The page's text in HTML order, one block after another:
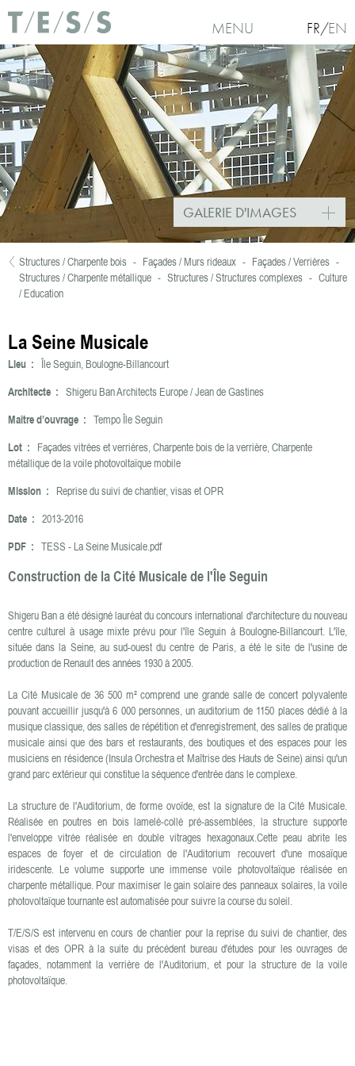
Aller au contenu principal
MENU FR EN
GALERIE D'IMAGES
Vous êtes ici
Structures / Charpente bois - Façades / Murs rideaux - Façades / Verrières -
Structures / Charpente métallique - Structures / Structures complexes - Culture
/ Education
La Seine Musicale
Lieu : Île Seguin, Boulogne-Billancourt
Architecte : Shigeru Ban Architects Europe / Jean de Gastines
Maître d’ouvrage : Tempo Île Seguin
Lot : Façades vitrées et verrières, Charpente bois de la verrière, Charpente
métallique de la voile photovoltaïque mobile
Mission : Reprise du suivi de chantier, visas et OPR
Date : 2013-2016
PDF : TESS - La Seine Musicale.pdf
Construction de la Cité Musicale de l'Île Seguin
Shigeru Ban a été désigné lauréat du concours international d'architecture du nouveau
centre culturel à usage mixte prévu pour l'île Seguin à Boulogne-Billancourt. L'île,
située dans la Seine, au sud-ouest du centre de Paris, a été le site de l'usine de
production de Renault des années 1930 à 2005.
La Cité Musicale de 36 500 m² comprend une grande salle de concert polyvalente
pouvant accueillir jusqu'à 6 000 personnes, un auditorium de 1150 places dédié à la
musique classique, des salles de répétition et d'enregistrement, des salles de pratique
musicale ainsi que des bars et restaurants, des boutiques et des espaces pour les
musiciens en résidence (Insula Orchestra et Maîtrise des Hauts de Seine) ainsi qu'un
grand parc extérieur qui constitue la séquence d'entrée dans le complexe.
La structure de l'Auditorium, de forme ovoïde, est la signature de la Cité Musicale.
Réalisée en poutres en bois lamelé-collé pré-assemblées, la structure supporte
l'enveloppe vitrée réalisée en double vitrages hexagonaux.Cette peau abrite les
espaces de foyer et de circulation de l'Auditorium recouvert d'une mosaïque
iridescente. Le volume supporte une immense voile photovoltaïque réalisée en
charpente métallique. Pour maximiser le gain solaire des panneaux solaires, la voile
photovoltaïque tournante est automatisée pour suivre la course du soleil.
T/E/S/S est intervenu en cours de chantier pour la reprise du suivi de chantier, des
visas et des OPR à la suite du précédent bureau d'études pour les ouvrages de
façades, notamment la verrière de l'Auditorium, et pour la structure de la voile
photovoltaïque.